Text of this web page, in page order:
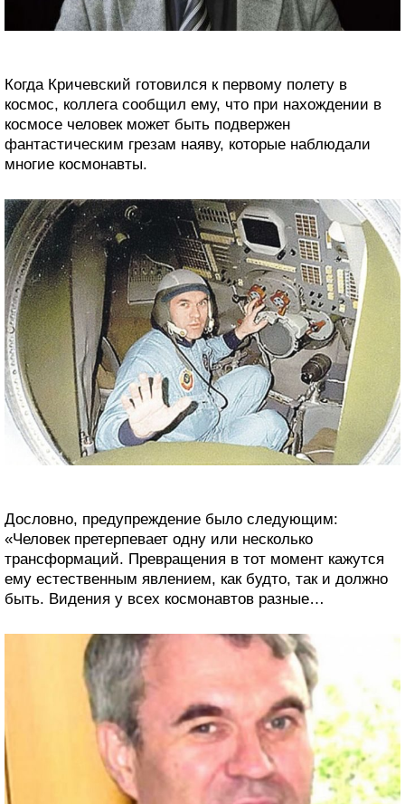
Когда Кричевский готовился к первому полету в
космос, коллега сообщил ему, что при нахождении в
космосе человек может быть подвержен
фантастическим грезам наяву, которые наблюдали
многие космонавты.
Дословно, предупреждение было следующим:
«Человек претерпевает одну или несколько
трансформаций. Превращения в тот момент кажутся
ему естественным явлением, как будто, так и должно
быть. Видения у всех космонавтов разные…